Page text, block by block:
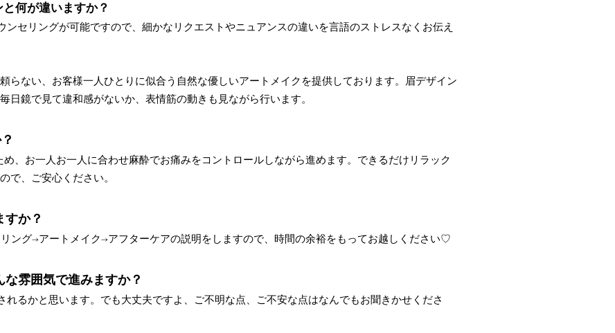
何が違いますか？
セリングが可能ですので、細かなリクエストやニュアンスの違いを言語のストレスなくお伝え
らない、お客様一人ひとりに似合う自然な優しいアートメイクを提供しております。眉デザイン
日鏡で見て違和感がないか、表情筋の動きも見ながら行います。
、お一人お一人に合わせ麻酔でお痛みをコントロールしながら進めます。できるだけリラック
で、ご安心ください。
すか？
ング→アートメイク→アフターケアの説明をしますので、時間の余裕をもってお越しください♡
雰囲気で進みますか？
れるかと思います。でも大丈夫ですよ、ご不明な点、ご不安な点はなんでもお聞きかせくださ